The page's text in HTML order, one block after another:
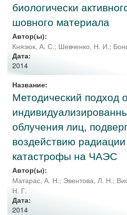
биологически
шовного материала
Автор(ы):
Князюк, А. С.; Шевченко, Н. И.;
Дата:
2014
Название:
Методический подход
облучения лиц,
воздействию
катастрофы на ЧАЭС
Автор(ы):
Матарас, А. Н.; Эвентова, Л. Н.;
Н. Г.
Дата:
2014